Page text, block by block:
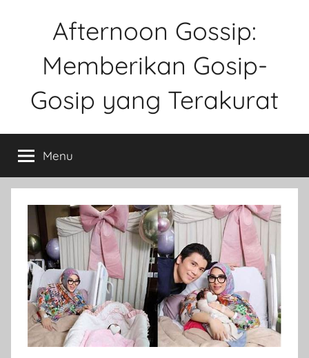
Afternoon Gossip:
Memberikan Gosip-
Gosip yang Terakurat
Tentang
Ke
Gosipan
Berbagai
Kalangan
Menu